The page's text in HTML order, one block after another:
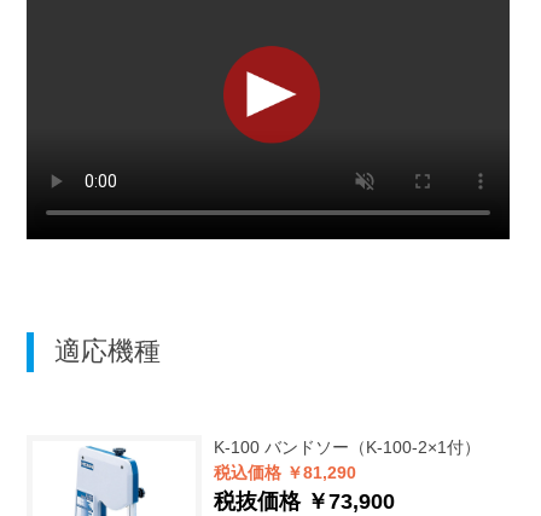
適応機種
K-100 バンドソー（K-100-2×1付）
税込価格 ￥81,290
税抜価格 ￥73,900